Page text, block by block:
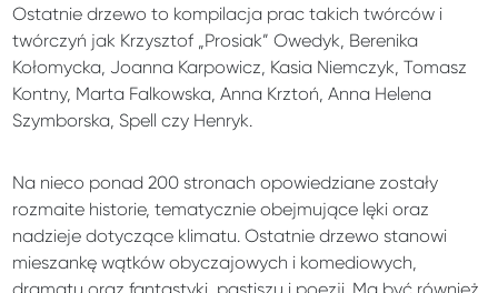
Ostatnie drzewo to kompilacja prac takich twórców i
twórczyń jak Krzysztof „Prosiak” Owedyk, Berenika
Kołomycka, Joanna Karpowicz, Kasia Niemczyk, Tomasz
Kontny, Marta Falkowska, Anna Krztoń, Anna Helena
Szymborska, Spell czy Henryk.
Na nieco ponad 200 stronach opowiedziane zostały
rozmaite historie, tematycznie obejmujące lęki oraz
nadzieje dotyczące klimatu. Ostatnie drzewo stanowi
mieszankę wątków obyczajowych i komediowych,